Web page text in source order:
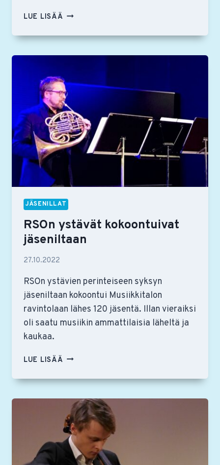
LUE LISÄÄ RSON
SYKSYN
JÄSENILLAT
RSOn ystävät kokoontuivat
jäseniltaan
27.10.2022
RSOn ystävien perinteiseen syksyn
jäseniltaan kokoontui Musiikkitalon
ravintolaan lähes 120 jäsentä. Illan vieraiksi
oli saatu musiikin ammattilaisia läheltä ja
kaukaa.
LUE LISÄÄ RSON
KOKOONTUIVAT